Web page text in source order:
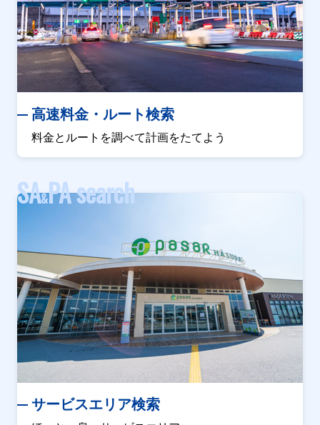
高速料金・ルート検索
料金とルートを調べて計画をたてよう
SA&PA search
サービスエリア検索